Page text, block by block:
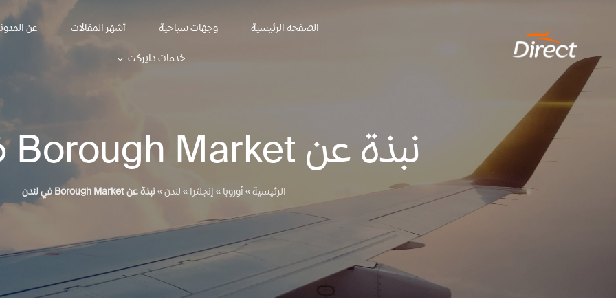
content
الصفحه الرئيسية وجهات سياحية أشهر المقالات
عن
خدمات دايركت
نبذة عن Borough Market في لندن
الرئيسية»أوروبا»إنجلترا»لندن»نبذة عن Borough Market في لندن